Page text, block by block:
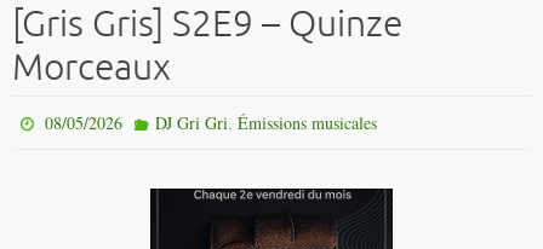
[Gris Gris] S2E9 – Quinze
Morceaux
08/05/2026 DJ Gri Gri, Émissions musicales